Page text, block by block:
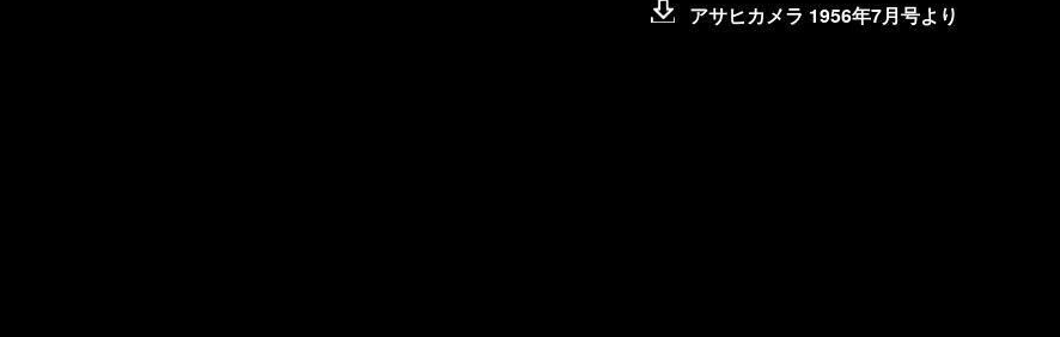
アサヒカメラ 1956年7月号より